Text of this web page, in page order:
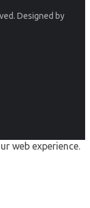
Designed by
web experience.